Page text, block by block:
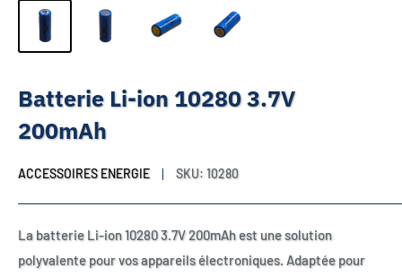
Batterie Li-ion 10280 3.7V
200mAh
ACCESSOIRES ENERGIE SKU: 10280
La batterie Li-ion 10280 3.7V 200mAh est une solution
polyvalente pour vos appareils électroniques. Adaptée pour